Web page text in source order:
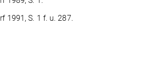
1991, S. 1 f. u. 287.